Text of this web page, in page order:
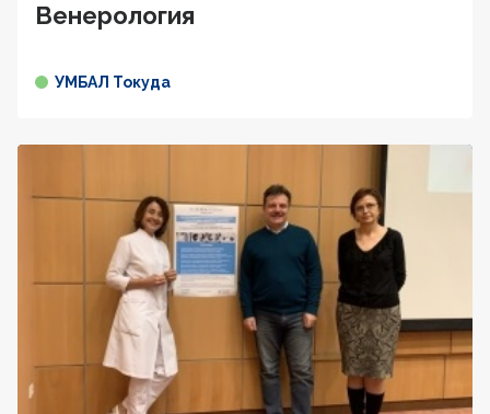
Венерология
УМБАЛ Токуда